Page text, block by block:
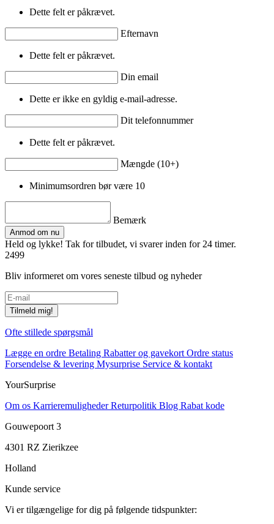
Dette felt er påkrævet.
Efternavn
Dette felt er påkrævet.
Din email
Dette er ikke en gyldig e-mail-adresse.
Dit telefonnummer
Dette felt er påkrævet.
Mængde (10+)
Minimumsordren bør være 10
Bemærk
Anmod om nu
Held og lykke! Tak for tilbudet, vi svarer inden for 24 timer.
2499
Bliv informeret om vores seneste tilbud og nyheder
Tilmeld mig!
Ofte stillede spørgsmål
Lægge en ordre Betaling Rabatter og gavekort Ordre status
Forsendelse & levering Mysurprise Service & kontakt
YourSurprise
Om os KarrieremulighederReturpolitik Blog Rabat kode
Gouwepoort 3
4301 RZ Zierikzee
Holland
Kunde service
Vi er tilgængelige for dig på følgende tidspunkter: